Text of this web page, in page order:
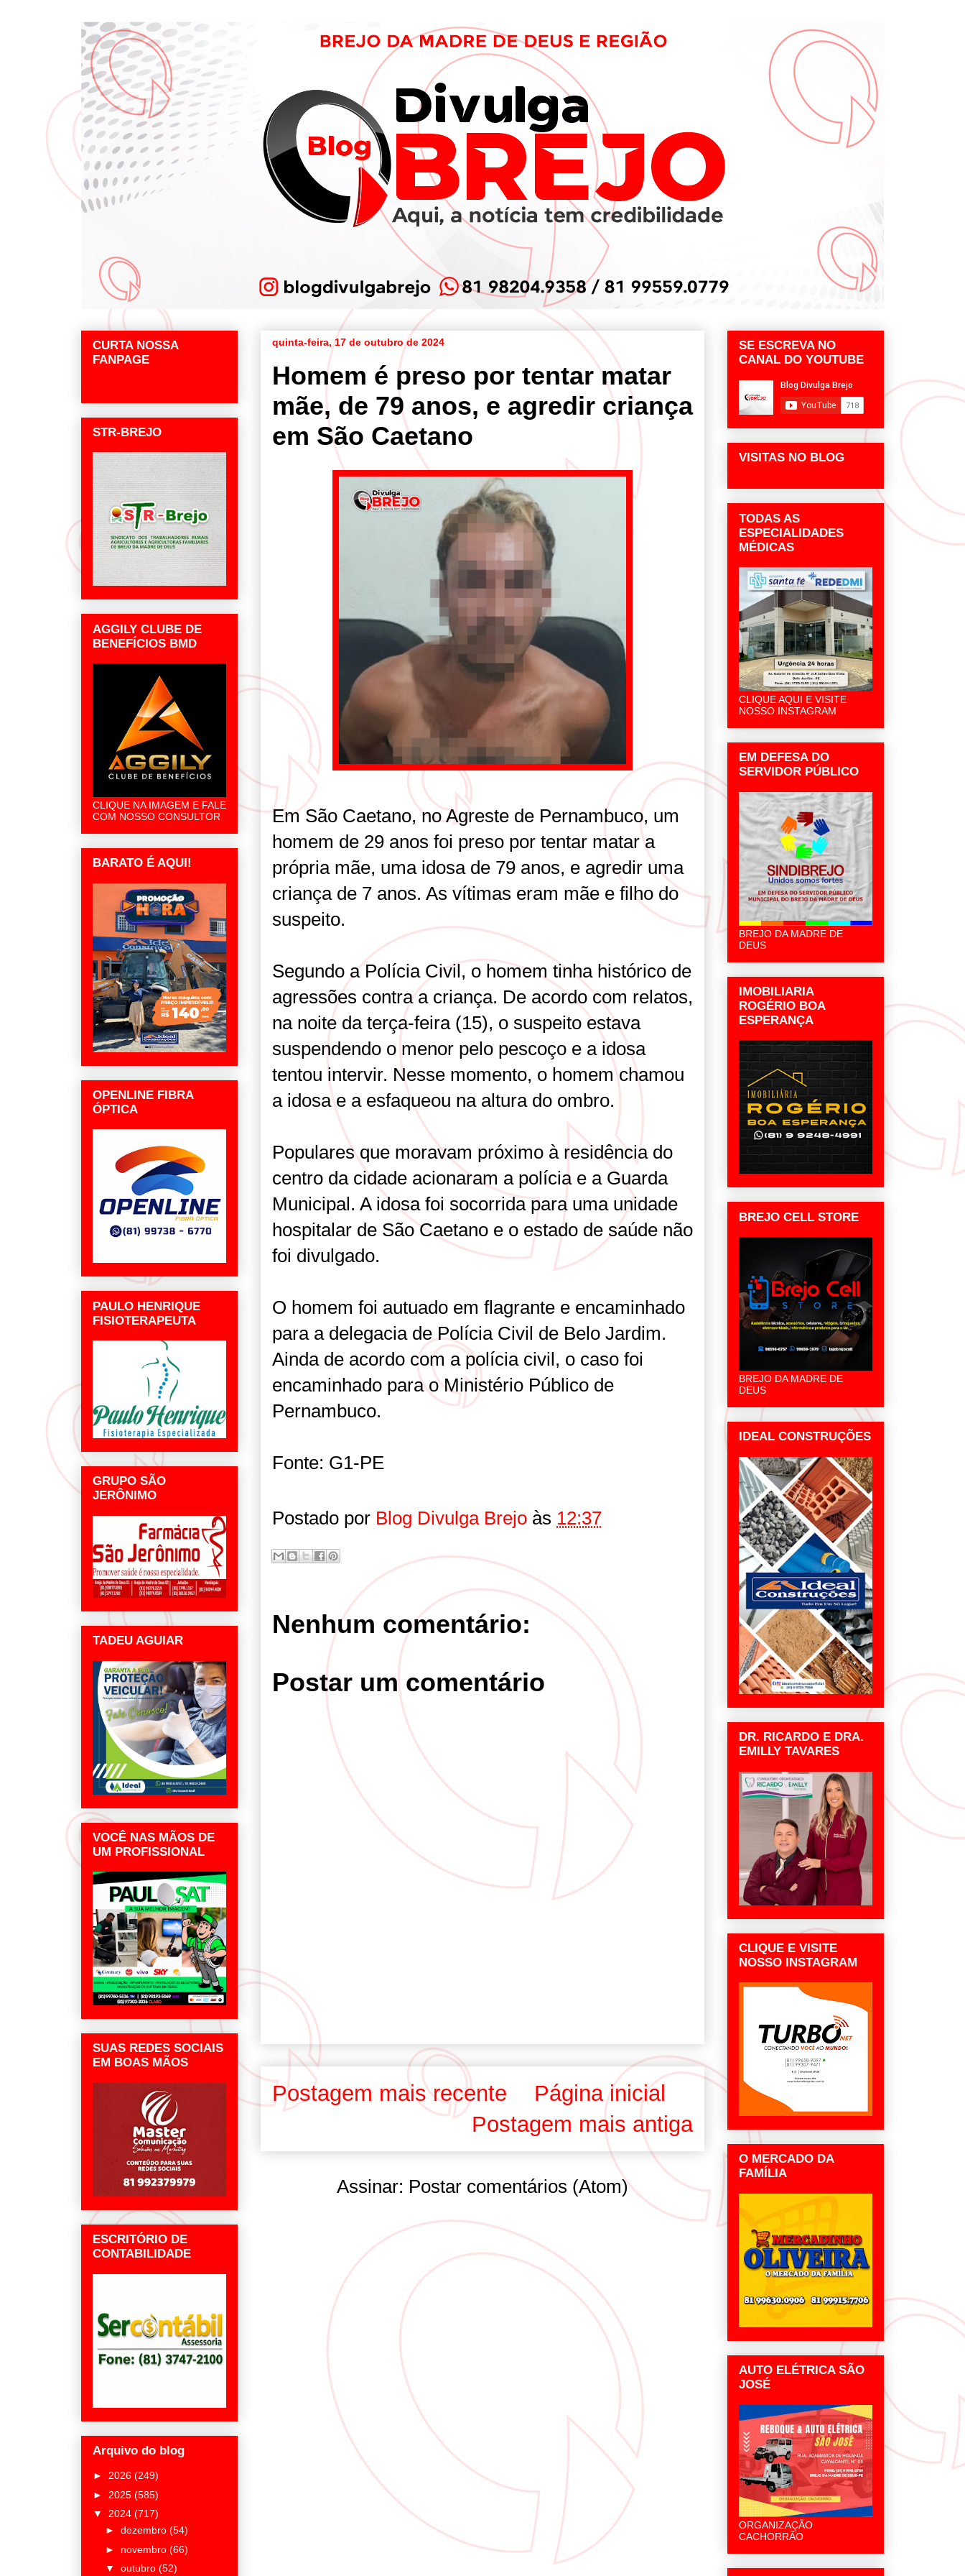
quinta-feira, 17 de outubro de 2024
Homem é preso por tentar matar
mãe, de 79 anos, e agredir criança
em São Caetano
Em São Caetano, no Agreste de Pernambuco, um
homem de 29 anos foi preso por tentar matar a
própria mãe, uma idosa de 79 anos, e agredir uma
criança de 7 anos. As vítimas eram mãe e filho do
suspeito.
Segundo a Polícia Civil, o homem tinha histórico de
agressões contra a criança. De acordo com relatos,
na noite da terça-feira (15), o suspeito estava
suspendendo o menor pelo pescoço e a idosa
tentou intervir. Nesse momento, o homem chamou
a idosa e a esfaqueou na altura do ombro.
Populares que moravam próximo à residência do
centro da cidade acionaram a polícia e a Guarda
Municipal. A idosa foi socorrida para uma unidade
hospitalar de São Caetano e o estado de saúde não
foi divulgado.
O homem foi autuado em flagrante e encaminhado
para a delegacia de Polícia Civil de Belo Jardim.
Ainda de acordo com a polícia civil, o caso foi
encaminhado para o Ministério Público de
Pernambuco.
Fonte: G1-PE
Postado por Blog Divulga Brejo às 12:37
Nenhum comentário:
Postar um comentário
Postagem mais recente
Postagem mais antiga
Página inicial
Assinar: Postar comentários (Atom)
CURTA NOSSA
FANPAGE
STR-BREJO
AGGILY CLUBE DE
BENEFÍCIOS BMD
CLIQUE NA IMAGEM E FALE
COM NOSSO CONSULTOR
BARATO É AQUI!
OPENLINE FIBRA
ÓPTICA
PAULO HENRIQUE
FISIOTERAPEUTA
GRUPO SÃO
JERÔNIMO
TADEU AGUIAR
VOCÊ NAS MÃOS DE
UM PROFISSIONAL
SUAS REDES SOCIAIS
EM BOAS MÃOS
ESCRITÓRIO DE
CONTABILIDADE
Arquivo do blog
► 2026 (249)
► 2025 (585)
▼ 2024 (717)
► dezembro (54)
► novembro (66)
▼ outubro (52)
SE ESCREVA NO
CANAL DO YOUTUBE
VISITAS NO BLOG
TODAS AS
ESPECIALIDADES
MÉDICAS
CLIQUE AQUI E VISITE
NOSSO INSTAGRAM
EM DEFESA DO
SERVIDOR PÚBLICO
BREJO DA MADRE DE
DEUS
IMOBILIARIA
ROGÉRIO BOA
ESPERANÇA
BREJO CELL STORE
BREJO DA MADRE DE
DEUS
IDEAL CONSTRUÇÕES
DR. RICARDO E DRA.
EMILLY TAVARES
CLIQUE E VISITE
NOSSO INSTAGRAM
O MERCADO DA
FAMÍLIA
AUTO ELÉTRICA SÃO
JOSÉ
ORGANIZAÇÃO
CACHORRÃO